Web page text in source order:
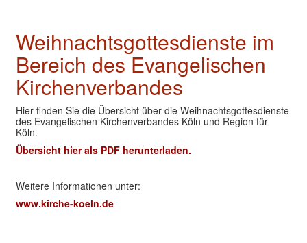
Weihnachtsgottesdienste im
Bereich des Evangelischen
Kirchenverbandes
Hier finden Sie die Übersicht über die Weihnachtsgottesdienste
des Evangelischen Kirchenverbandes Köln und Region für
Köln.
Übersicht hier als PDF herunterladen.
Weitere Informationen unter:
www.kirche-koeln.de